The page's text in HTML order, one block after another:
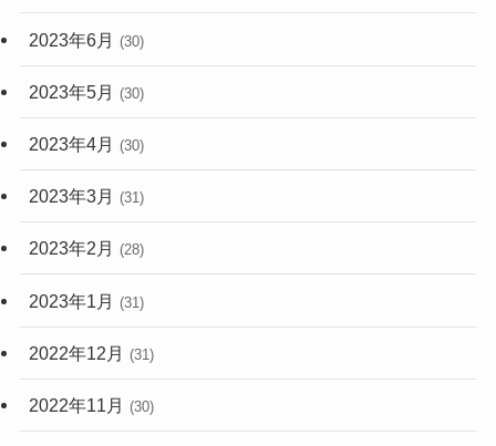
2023年6月 (30)
2023年5月 (30)
2023年4月 (30)
2023年3月 (31)
2023年2月 (28)
2023年1月 (31)
2022年12月 (31)
2022年11月 (30)